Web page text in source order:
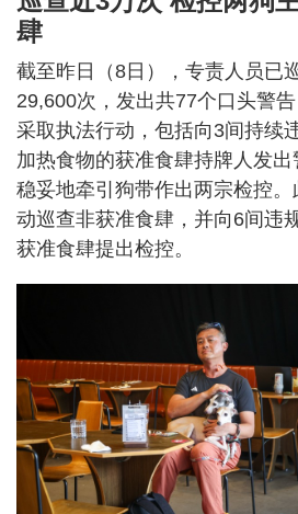
肆
截至昨日（8日），专责人员已
29,600次，发出共77个口头警
采取执法行动，包括向3间持续
加热食物的获准食肆持牌人发
稳妥地牵引狗带作出两宗检控
动巡查非获准食肆，并向6间违
获准食肆提出检控。